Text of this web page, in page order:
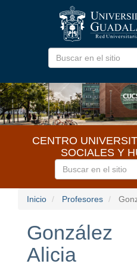
CENTRO
SOCIALES Y
Inicio Profesores
Alicia